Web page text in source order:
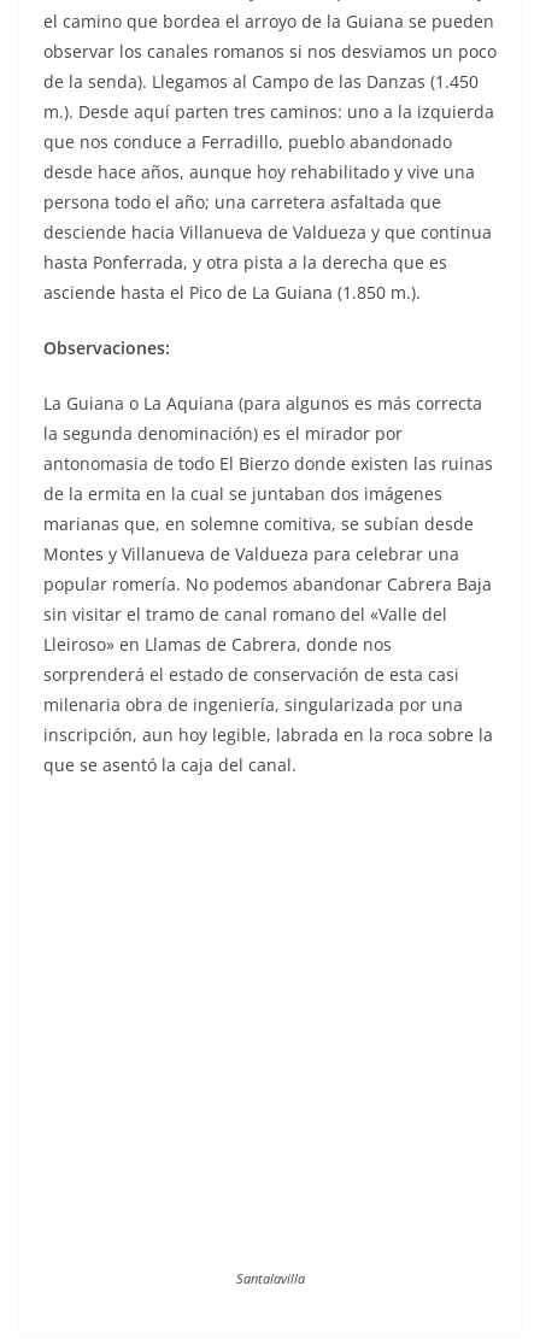
el camino que bordea el arroyo de la Guiana se pueden
observar los canales romanos si nos desviamos un poco
de la senda). Llegamos al Campo de las Danzas (1.450
m.). Desde aquí parten tres caminos: uno a la izquierda
que nos conduce a Ferradillo, pueblo abandonado
desde hace años, aunque hoy rehabilitado y vive una
persona todo el año; una carretera asfaltada que
desciende hacia Villanueva de Valdueza y que continua
hasta Ponferrada, y otra pista a la derecha que es
asciende hasta el Pico de La Guiana (1.850 m.).
Observaciones:
La Guiana o La Aquiana (para algunos es más correcta
la segunda denominación) es el mirador por
antonomasia de todo El Bierzo donde existen las ruinas
de la ermita en la cual se juntaban dos imágenes
marianas que, en solemne comitiva, se subían desde
Montes y Villanueva de Valdueza para celebrar una
popular romería. No podemos abandonar Cabrera Baja
sin visitar el tramo de canal romano del «Valle del
Lleiroso» en Llamas de Cabrera, donde nos
sorprenderá el estado de conservación de esta casi
milenaria obra de ingeniería, singularizada por una
inscripción, aun hoy legible, labrada en la roca sobre la
que se asentó la caja del canal.
Santalavilla